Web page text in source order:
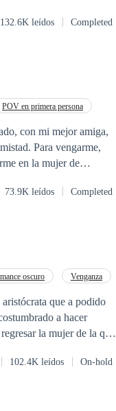
132.6K leídos Completed
POV en primera persona
con mi mejor amiga,
Para vengarme,
en la mujer de
como había
73.9K leídos Completed
oscuro
Venganza
que a podido
a hacer
la mujer de la que
con él mismo, y
102.4K leídos On-hold